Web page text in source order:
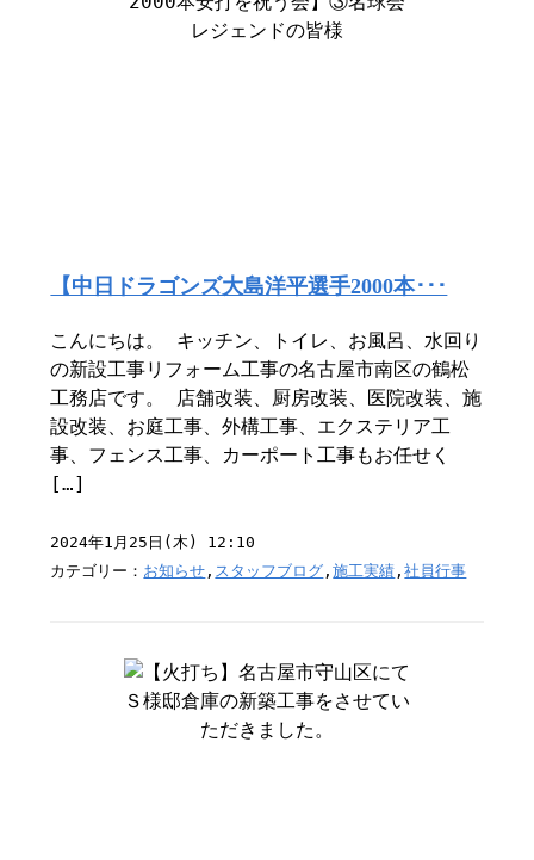
【中日ドラゴンズ大島洋平選手2000本･･･
こんにちは。 キッチン、トイレ、お風呂、水回り
の新設工事リフォーム工事の名古屋市南区の鶴松
工務店です。 店舗改装、厨房改装、医院改装、施
設改装、お庭工事、外構工事、エクステリア工
事、フェンス工事、カーポート工事もお任せく
[…]
2024年1月25日(木) 12:10
カテゴリー： お知らせ , スタッフブログ ,施工実績 ,社員行事